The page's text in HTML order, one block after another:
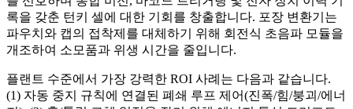
록을 갖춘 턴키 셀에 대한 기회를 창출합니다. 포장 변환기는
파우치와 캡의 접착제를 대체하기 위해 회전식 초음파 모듈을
개조하여 소모품과 위생 시간을 줄입니다.
플랜트 수준에서 가장 강력한 ROI 사례는 다음과 같습니다.
(1) 자동 중지 규칙에 연결된 폐쇄 루프 제어(진폭/힘/붕괴/에너